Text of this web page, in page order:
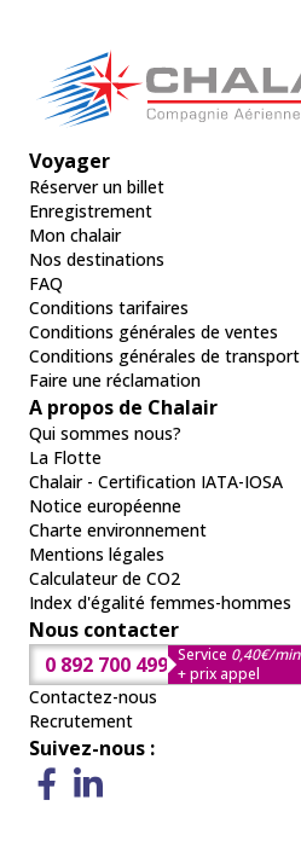
Voyager
Réserver un billet
Enregistrement
Mon chalair
Nos destinations
FAQ
Conditions tarifaires
Conditions générales de ventes
Conditions générales de transport
Faire une réclamation
A propos de Chalair
Qui sommes nous?
La Flotte
Chalair - Certification IATA-IOSA
Notice européenne
Charte environnement
Mentions légales
Calculateur de CO2
Index d'égalité femmes-hommes
Nous contacter
0 892 700 499 Service 0,40€/min
+ prix appel
Contactez-nous
Recrutement
Suivez-nous :